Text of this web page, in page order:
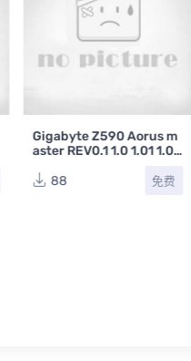
Gigabyte Z590 Aorus m
aster REV0.1 1.0 1.01 1.02
合集88 免费